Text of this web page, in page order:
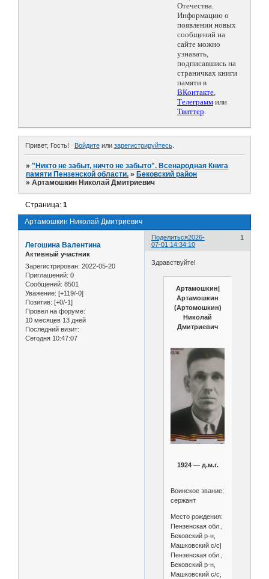
Отечества.
Информацию о
появлении новых
сообщений на
сайте можно
узнавать,
подписавшись на
страничках книги
памяти в
ВКонтакте,
Телеграмм или
Твиттер.
Привет, Гость! Войдитеили зарегистрируйтесь.
»"Никто не забыт, ничто не забыто". Всенародная Книга
памяти Пензенской области. » Бековский район
»Артамошкин Николай Дмитриевич
Артамошкин Николай Дмитриевич
Страница:1
Поделиться 1
2026-
07-01 14:34:10
Легошина Валентина
Активный участник
Зарегистрирован: 2022-05-20
Приглашений: 0
Сообщений: 8501
Уважение: [+119/-0]
Позитив: [+0/-1]
Провел на форуме:
10 месяцев 13 дней
Последний визит:
Сегодня 10:47:07
Здравствуйте!
Артамошкин|
Артамошкин
(Артомошкин)
Николай
Дмитриевич
1924 — д.м.г.
Воинское звание:
сержант
Место рождения:
Пензенская обл.,
Бековский р-н,
Машковский с/с|
Пензенская обл.,
Бековский р-н,
Машковский с/с,